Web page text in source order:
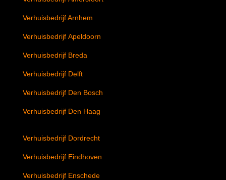
Verhuisbedrijf Arnhem
Verhuisbedrijf Apeldoorn
Verhuisbedrijf Breda
Verhuisbedrijf Delft
Verhuisbedrijf Den Bosch
Verhuisbedrijf Den Haag
Verhuisbedrijf Dordrecht
Verhuisbedrijf Eindhoven
Verhuisbedrijf Enschede